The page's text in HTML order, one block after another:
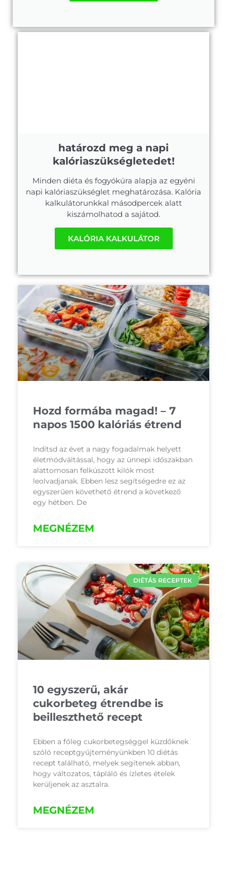
határozd meg a napi
kalóriaszükségletedet!
Minden diéta és fogyókúra alapja az egyéni
napi kalóriaszükséglet meghatározása. Kalória
kalkulátorunkkal másodpercek alatt
kiszámolhatod a sajátod.
KALÓRIA KALKULÁTOR
Hozd formába magad! – 7
napos 1500 kalóriás étrend
Indítsd az évet a nagy fogadalmak helyett
életmódváltással, hogy az ünnepi időszakban
alattomosan felkúszott kilók most
leolvadjanak. Ebben lesz segítségedre ez az
egyszerűen követhető étrend a következő
egy hétben. De
MEGNÉZEM
DIÉTÁS RECEPTEK
10 egyszerű, akár
cukorbeteg étrendbe is
beilleszthető recept
Ebben a főleg cukorbetegséggel küzdőknek
szóló receptgyűjteményünkben 10 diétás
recept található, melyek segítenek abban,
hogy változatos, tápláló és ízletes ételek
kerüljenek az asztalra.
MEGNÉZEM